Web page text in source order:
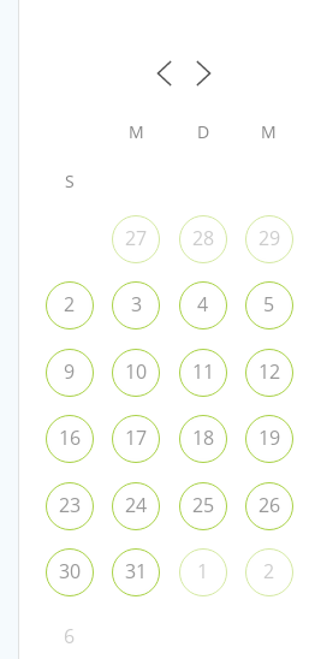
M D M
S
27 28 29
2 3 4 5
9 10 11 12
16 17 18 19
23 24 25 26
30 31 1 2
6